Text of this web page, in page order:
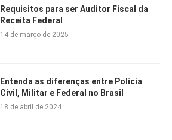
Requisitos para ser Auditor Fiscal da
Receita Federal
14 de março de 2025
Entenda as diferenças entre Polícia
Civil, Militar e Federal no Brasil
18 de abril de 2024